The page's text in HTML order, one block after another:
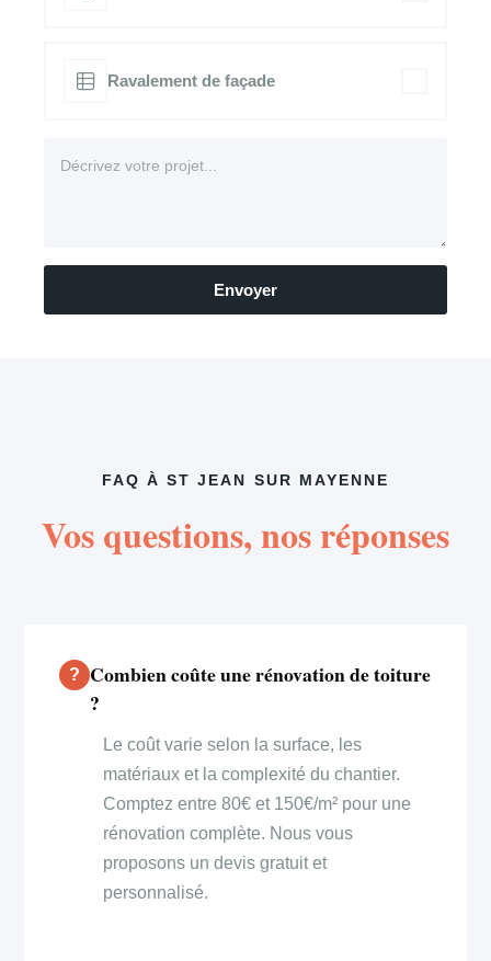
Ravalement de façade
Envoyer
FAQ À ST JEAN SUR MAYENNE
Vos questions, nos réponses
Combien coûte une rénovation de toiture
?
Le coût varie selon la surface, les
matériaux et la complexité du chantier.
Comptez entre 80€ et 150€/m² pour une
rénovation complète. Nous vous
proposons un devis gratuit et
personnalisé.